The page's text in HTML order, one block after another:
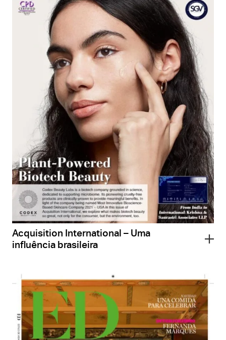
Acquisition International – Uma
influência brasileira